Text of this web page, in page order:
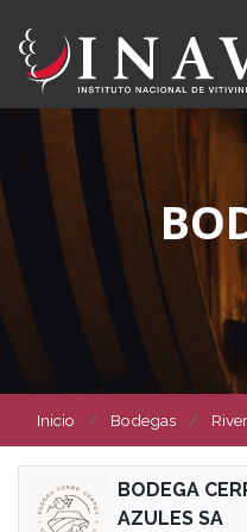
Inicio Bodegas
BODEGA
AZULES SA